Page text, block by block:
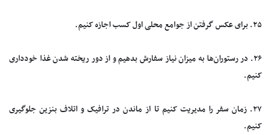
۲۵. برای عکس گرفتن از جوامع محلی اول کسب اجازه کنیم.
۲۶. در رستوران‌ها به میزان نیاز سفارش بدهیم و از دور ریخته شدن غذا خودداری
کنیم.
۲۷. زمان سفر را مدیریت کنیم تا از ماندن در ترافیک و اتلاف بنزین جلوگیری
کنیم.